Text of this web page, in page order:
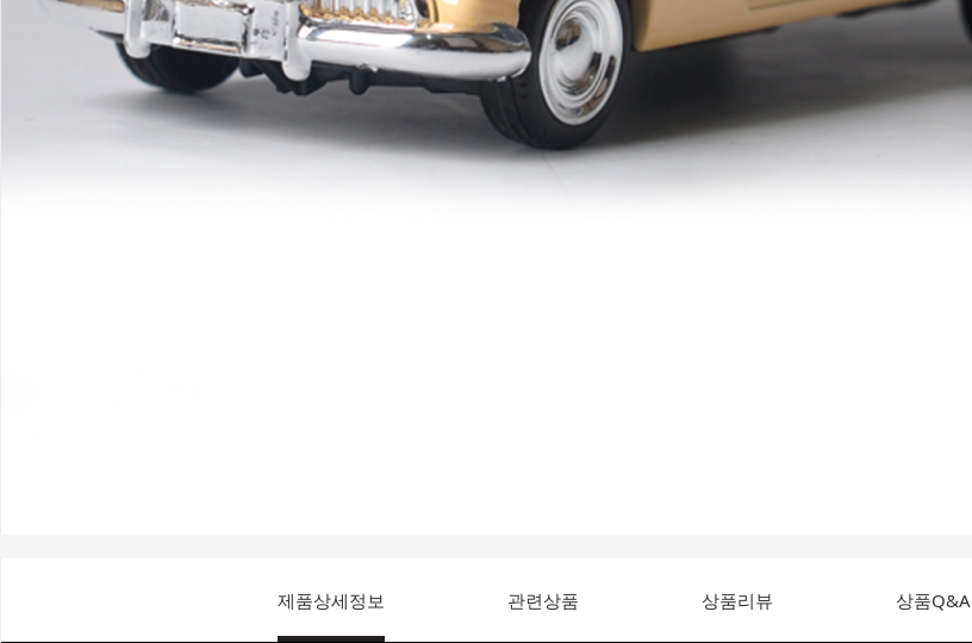
제품상세정보 관련상품 상품리뷰 상품Q&A